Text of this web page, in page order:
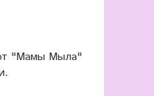
"Мамы Мыла"